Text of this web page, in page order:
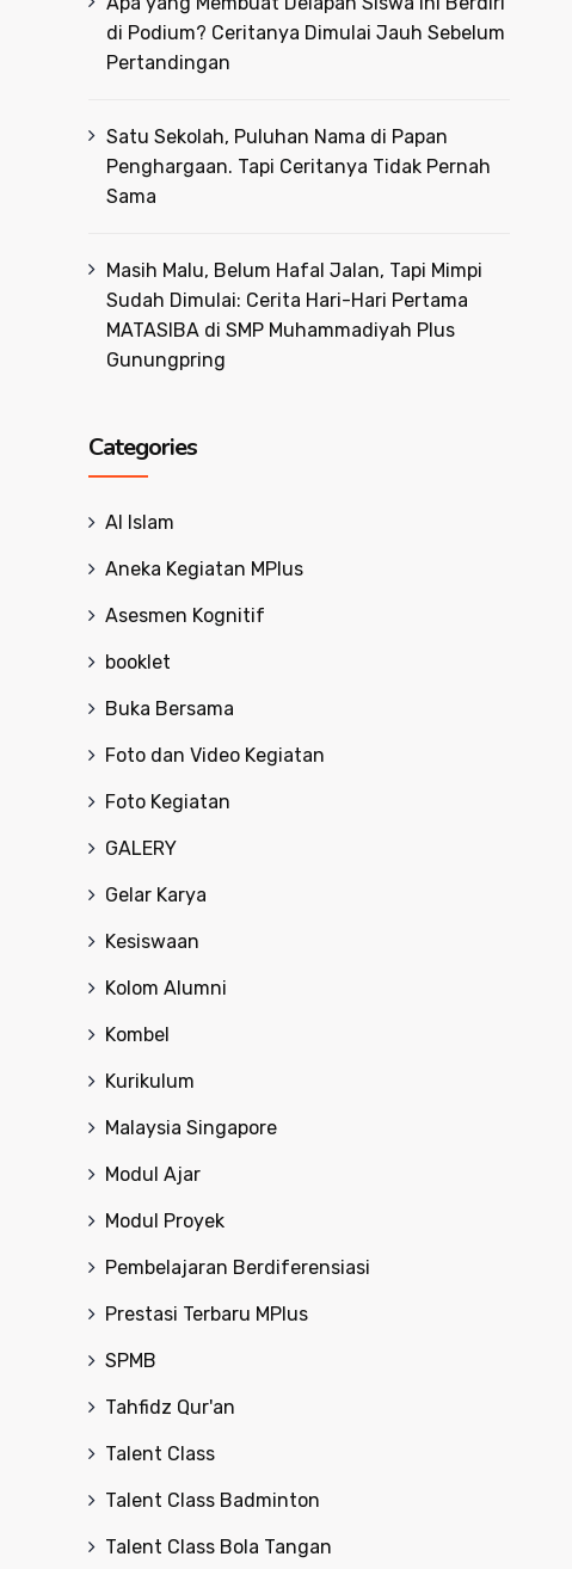
di Podium? Ceritanya Dimulai Jauh Sebelum
Pertandingan
Satu Sekolah, Puluhan Nama di Papan
Penghargaan. Tapi Ceritanya Tidak Pernah
Sama
Masih Malu, Belum Hafal Jalan, Tapi Mimpi
Sudah Dimulai: Cerita Hari-Hari Pertama
MATASIBA di SMP Muhammadiyah Plus
Gunungpring
Categories
Al Islam
Aneka Kegiatan MPlus
Asesmen Kognitif
booklet
Buka Bersama
Foto dan Video Kegiatan
Foto Kegiatan
GALERY
Gelar Karya
Kesiswaan
Kolom Alumni
Kombel
Kurikulum
Malaysia Singapore
Modul Ajar
Modul Proyek
Pembelajaran Berdiferensiasi
Prestasi Terbaru MPlus
SPMB
Tahfidz Qur'an
Talent Class
Talent Class Badminton
Talent Class Bola Tangan